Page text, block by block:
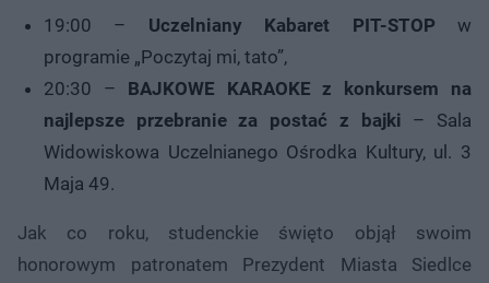
19:00 – Uczelniany Kabaret PIT-STOP w
programie „Poczytaj mi, tato”,
20:30 – BAJKOWE KARAOKE z konkursem na
najlepsze przebranie za postać z bajki – Sala
Widowiskowa Uczelnianego Ośrodka Kultury, ul. 3
Maja 49.
Jak co roku, studenckie święto objął swoim
honorowym patronatem Prezydent Miasta Siedlce